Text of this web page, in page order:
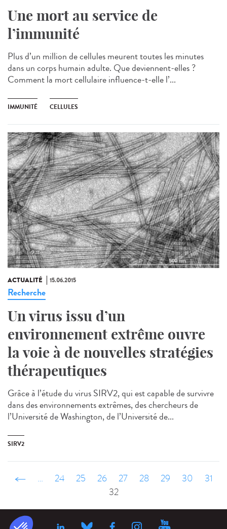
Une mort au service de
l’immunité
Plus d’un million de cellules meurent toutes les minutes
dans un corps humain adulte. Que deviennent-elles ?
Comment la mort cellulaire influence-t-elle l’...
IMMUNITÉ CELLULES
ACTUALITÉ 15.06.2015
Recherche
Un virus issu d’un
environnement extrême ouvre
la voie à de nouvelles stratégies
thérapeutiques
Grâce à l’étude du virus SIRV2, qui est capable de survivre
dans des environnements extrêmes, des chercheurs de
l’Université de Washington, de l’Université de...
SIRV2
‹ précédent
… 24 25 26 27 28 29 30
31
32